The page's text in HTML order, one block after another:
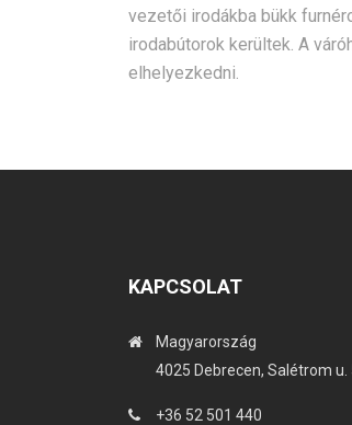
vezetői irodákba bükk
irodabútorok kerültek. A
elhelyezkedni.
KAPCSOLAT
Magyarország
4025 Debrecen, Salétrom u.
+36 52 501 440